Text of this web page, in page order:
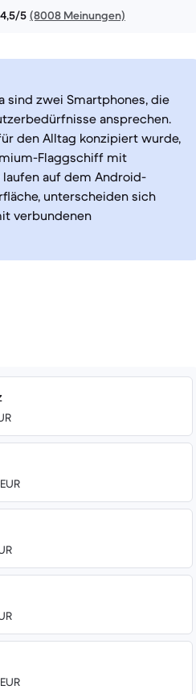
4,5/5 (8008 Meinungen)
sind zwei Smartphones, die
ansprechen.
den Alltag konzipiert wurde,
Flaggschiff mit
auf dem Android-
unterscheiden sich
verbundenen